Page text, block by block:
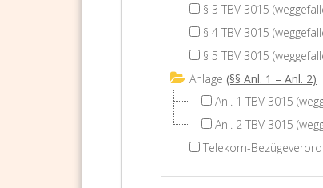
§ 3 TBV 3015
§ 4 TBV 3015
§ 5 TBV 3015
Anlage (§§ Anl. 1 – Anl. 2)
Anl. 1 TBV 3015
Anl. 2 TBV 3015
Telekom-